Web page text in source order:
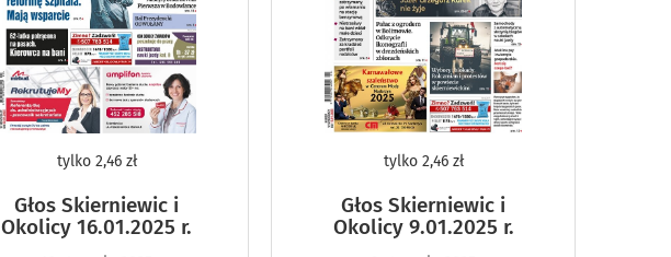
tylko2,46 zł
Głos Skierniewic i
Okolicy 16.01.2025 r.
tylko2,46 zł
Głos Skierniewic i
Okolicy 9.01.2025 r.